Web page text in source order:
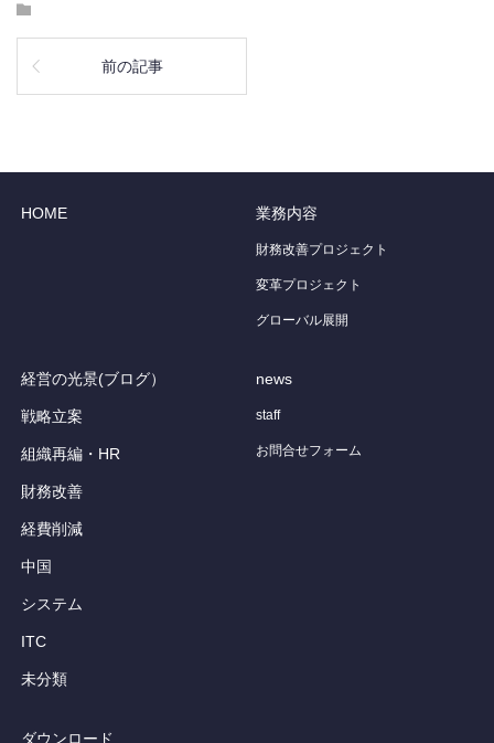
前の記事
HOME 業務内容
財務改善プロジェクト
変革プロジェクト
グローバル展開
経営の光景(ブログ）
戦略立案
組織再編・HR
財務改善
経費削減
中国
システム
ITC
未分類
news
staff
お問合せフォーム
ダウンロード